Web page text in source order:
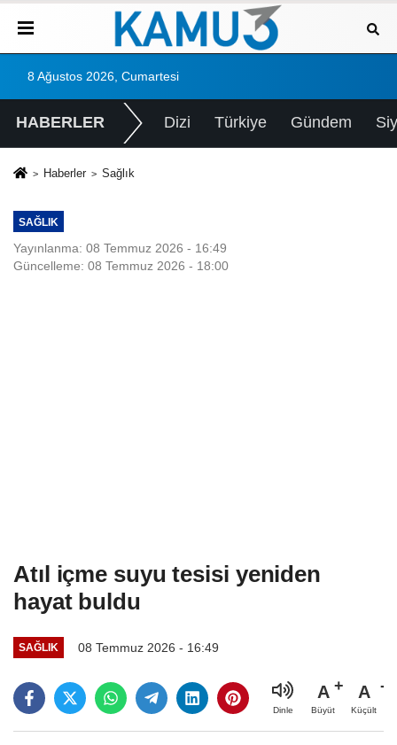
8 Ağustos 2026, Cumartesi
HABERLER Dizi Türkiye Gündem
Haberler Sağlık
SAĞLIK
Yayınlanma: 08 Temmuz 2026 - 16:49
Güncelleme: 08 Temmuz 2026 - 18:00
Atıl içme suyu tesisi yeniden
hayat buldu
SAĞLIK 08 Temmuz 2026 - 16:49
Dinle
A
Büyüt
A
Küçült